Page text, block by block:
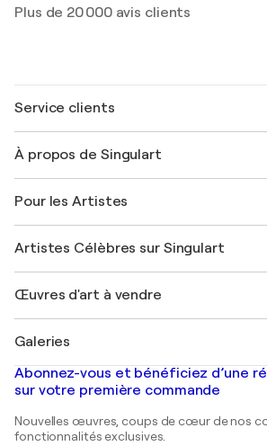
Plus de 20 000 avis clients
Service clients
Expédition
Offrir une carte cadeau
Rejoignez notre programme
Mon compte
+33 1 76 44 06 42
À propos de Singulart
FAQ
Magazine Singulart
Emplois
Découvrez une sélection d'art original
Pour les Artistes
Se connecter en tant qu'Artiste
Artistes Célèbres sur Singulart
Marc Chagall
Banksy
Mr. Brainwash
Shepard Fairey
Œuvres d'art à vendre
Tableaux abstraits à vendre
Peintures de paysage
Estampes
Peintures acryliques
Galeries
Galeries d'art en France
Galeries d'art en Belgique
Abonnez-vous et bénéficiez d’une
sur votre première commande
Nouvelles œuvres, coups de cœur de nos
fonctionnalités exclusives.